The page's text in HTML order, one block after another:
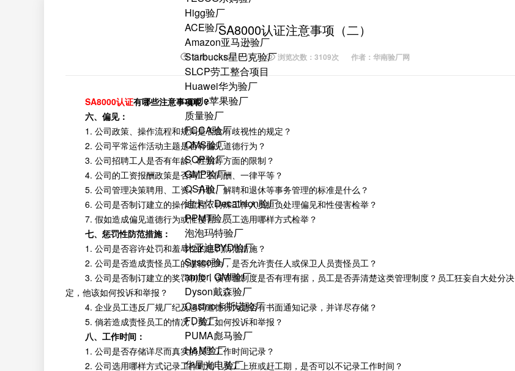
Higg验厂
ACE验厂
Amazon亚马逊验厂
Starbucks星巴克验厂
SLCP劳工整合项目
Huawei华为验厂
apple苹果验厂
质量验厂
FCCA验厂
QMS验厂
SQP验厂
GMP验厂
QSA验厂
迪卡侬Decathlon验厂
PPMT验厂
泡泡玛特验厂
比亚迪BYD验厂
Sysco验厂
amfori QMI验厂
Dyson戴森验厂
Casino卡斯诺验厂
FD验厂
PUMA彪马验厂
H&M验厂
华星光电验厂
SA8000认证注意事项（二）
日期：2019-10-18 浏览次数：3109次 作者：华南验厂网
SA8000认证有哪些注意事项呢？
六、偏见：
1. 公司政策、操作流程和规则是否含有歧视性的规定？
2. 公司平常运作活动主题是否有偏见道德行为？
3. 公司招聘工人是否有年龄、性別等方面的限制？
4. 公司的工资报酬政策是否同工不同酬、一律平等？
5. 公司管理决策聘用、工资、升职、解聘和退休等事务管理的标准是什么？
6. 公司是否制订建立的操作流程，特殊工作人员担负处理偏见和性侵害检举？
7. 假如造成偏见道德行为或性侵害，员工选用哪样方式检举？
七、惩罚性防范措施：
1. 公司是否容许处罚和羞辱性的惩罚防范措施？
2. 公司是否造成责怪员工的道德行为，是否允许责任人或保卫人员责怪员工？
3. 公司是否制订建立的奖罚制度，该管理制度是否有理有据，员工是否弄清楚这类管理制度？员工狂妄自大处分决
定，他该如何投诉和举报？
4. 企业员工违反厂规厂纪及惩罚道德行为是否有书面通知记录，并详尽存储？
5. 倘若造成责怪员工的情况，员工如何投诉和举报？
八、工作时间：
1. 公司是否存储详尽而真实的员工工作时间记录？
2. 公司选用哪样方式记录工作时间，员工上班或赶工期，是否可以不记录工作时间？